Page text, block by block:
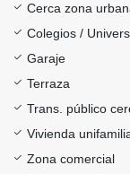
Cerca zona
Colegios /
Garaje
Terraza
Trans. público
Vivienda
Zona comercial